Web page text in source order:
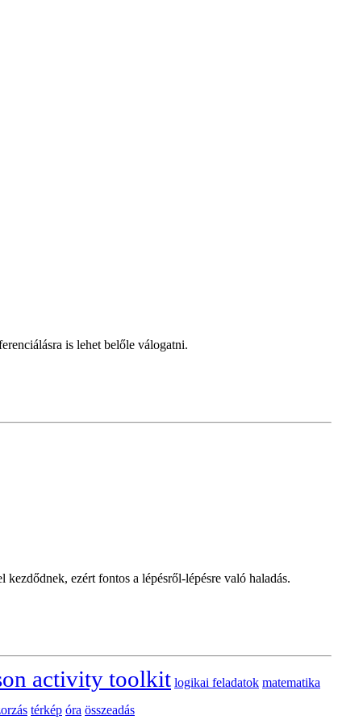
is lehet belőle válogatni.
ezért fontos a lépésről-lépésre való haladás.
activity toolkit logikai feladatok matematika
térkép óra összeadás